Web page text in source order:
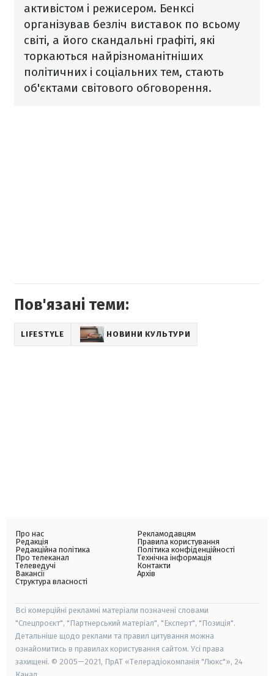
активістом і режисером. Бенксі
організував безліч виставок по всьому
світі, а його скандальні графіті, які
торкаються найрізноманітніших
політичних і соціальних тем, стають
об'єктами світового обговорення.
Пов'язані теми:
LIFESTYLE НОВИНИ КУЛЬТУРИ
Про нас
Редакція
Редакційна політика
Про телеканал
Телеведучі
Вакансії
Структура власності
Рекламодавцям
Правила користування
Політика конфіденційності
Технічна інформація
Контакти
Архів
Всі комерційні рекламні матеріали позначені словами
"Спецпроєкт", "Партнерський матеріал", "Експерт", "Позиція".
Детальніше щодо реклами та правил цитування можна
ознайомитись в правилах користування сайтом. Усі права
захищені. © 2005—2021, ПрАТ «Телерадіокомпанія "Люкс"», 24